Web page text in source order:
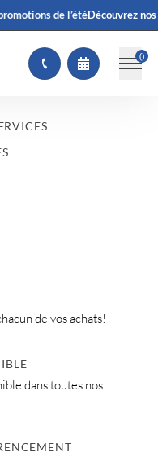
de l’étéDécouvrez
()
de vos achats!
dans toutes nos